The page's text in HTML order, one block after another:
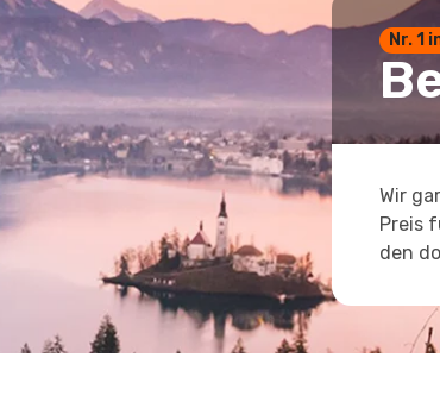
Nr. 1
Wir
Preis
den